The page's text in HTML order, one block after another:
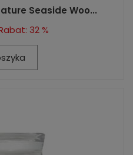
Seaside Woo...
32 %